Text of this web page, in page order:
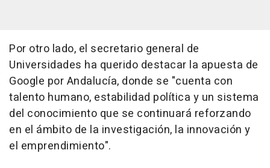
Por otro lado, el secretario general de
Universidades ha querido destacar la apuesta de
Google por Andalucía, donde se "cuenta con
talento humano, estabilidad política y un sistema
del conocimiento que se continuará reforzando
en el ámbito de la investigación, la innovación y
el emprendimiento".